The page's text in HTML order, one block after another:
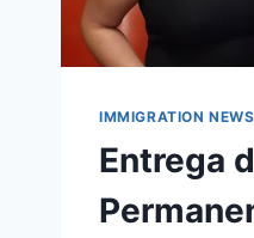
IMMIGRATION NEWS
Entrega